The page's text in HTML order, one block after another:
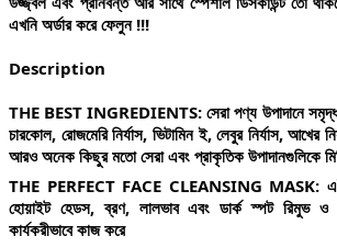
এখনি অর্ডার করে ফেলুন !!!
Description
THE BEST INGREDIENTS: সেরা পণ্য উপাদানে
চারকোল, রোজমেরি নির্যাস, ভিটামিন ই, লেবুর নির্যাস, আখের
আরও অনেক কিছুর মতো সেরা এবং প্রাকৃতিক উপাদানগুলিকে
THE PERFECT FACE CLEANSING MASK:
হোয়াইট হেডস, ব্রণ, লালভাব এবং ডার্ক স্পট রিমুভ
কার্যকরীভাবে কাজ করে